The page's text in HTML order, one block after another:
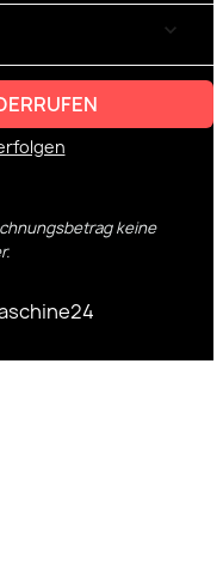
keyboard_arrow_down
keine